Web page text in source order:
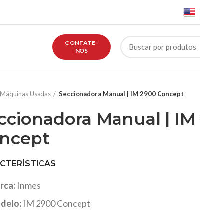
CONTATE-
NOS
Máquinas Usadas Seccionadora Manual | IM 2900 Concept
Manual | IM
Inmes
IM 2900 Concept